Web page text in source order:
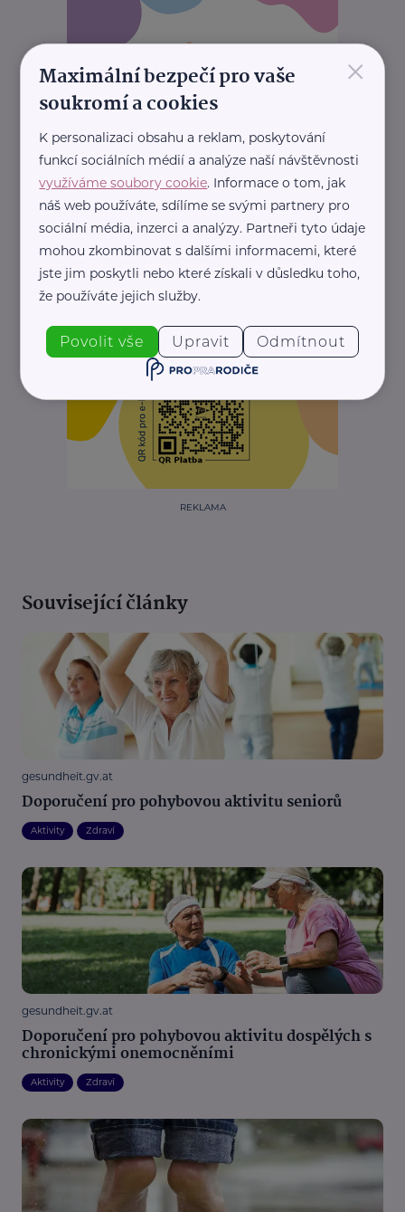
REKLAMA
Související články
gesundheit.gv.at
Doporučení pro pohybovou aktivitu seniorů
Aktivity Zdraví
gesundheit.gv.at
Doporučení pro pohybovou aktivitu dospělých s
chronickými onemocněními
Aktivity Zdraví
×
Maximální bezpečí pro vaše
soukromí a cookies
K personalizaci obsahu a reklam, poskytování
funkcí sociálních médií a analýze naší návštěvnosti
využíváme soubory cookie. Informace o tom, jak
náš web používáte, sdílíme se svými partnery pro
sociální média, inzerci a analýzy. Partneři tyto údaje
mohou zkombinovat s dalšími informacemi, které
jste jim poskytli nebo které získali v důsledku toho,
že používáte jejich služby.
Povolit vše Upravit Odmítnout